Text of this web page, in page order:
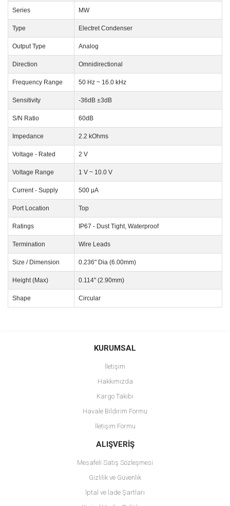
Series MW
Type Electret Condenser
Output Type Analog
Direction Omnidirectional
Frequency Range 50 Hz ~ 16.0 kHz
Sensitivity -36dB ±3dB
S/N Ratio 60dB
Impedance 2.2 kOhms
Voltage - Rated 2 V
Voltage Range 1 V ~ 10.0 V
Current - Supply 500 µA
Port Location Top
Ratings IP67 - Dust Tight, Waterproof
Termination Wire Leads
Size / Dimension 0.236" Dia (6.00mm)
Height (Max) 0.114" (2.90mm)
Shape Circular
Bu ürüne ilk yorumu siz yapın!
Ürün resmi kalitesiz, bozuk veya görüntülenemiyor.
Ürün açıklamasında eksik bilgiler bulunuyor.
Ürün bilgilerinde hatalar bulunuyor.
Ürün fiyatı diğer sitelerden daha pahalı.
Bu ürüne benzer farklı alternatifler olmalı.
KURUMSAL
İletişim
Hakkımızda
Kargo Takibi
Havale Bildirim Formu
İletişim Formu
ALIŞVERİŞ
Mesafeli Satış Sözleşmesi
Gizlilik ve Güvenlik
İptal ve İade Şartları